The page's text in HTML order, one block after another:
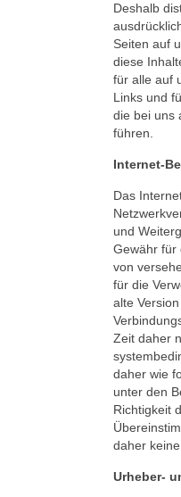
Deshalb
Seiten auf
diese
für alle auf
Links und
die bei uns
führen.
Internet-
Das
und
Gewähr für
von
für die
alte
Zeit daher
daher wie
unter den
Richtigkeit
daher
Urheber-